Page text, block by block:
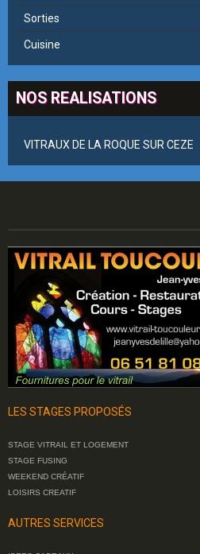
Sorties
Cuisine
NOS REALISATIONS
VITRAUX DE LA ROQUE SUR CEZE
LES STAGES PROPOSÉS
STAGE VITRAIL ET LOGEMENT
STAGE FUSING
WEEKEND CRÉATIF
LOISIRS CREATIF
AUTRES SERVICES